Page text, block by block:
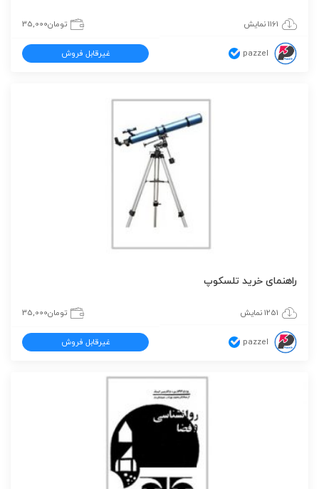
1161 نمایش تومان35,000
pazzel غیرقابل فروش
راهنمای خرید تلسکوپ
1251 نمایش تومان35,000
pazzel غیرقابل فروش